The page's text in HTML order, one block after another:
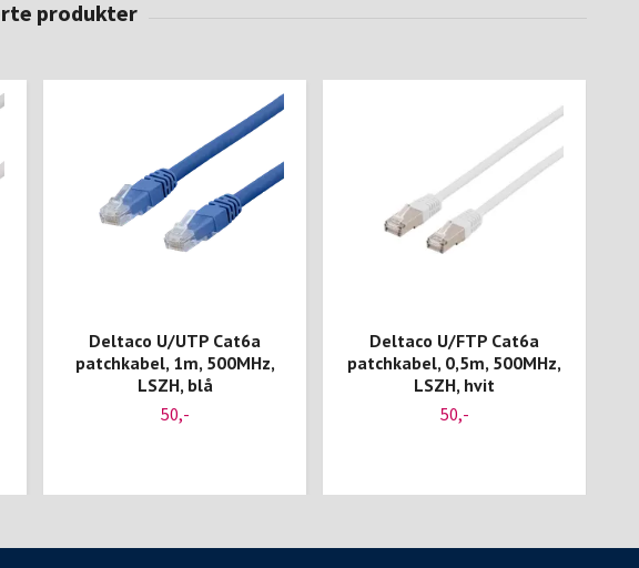
Deltaco U/UTP Cat6a
patchkabel, 1m, 500MHz,
LSZH, blå
50,-
Deltaco U/FTP Cat6a
patchkabel, 0,5m, 500MHz,
LSZH, hvit
50,-